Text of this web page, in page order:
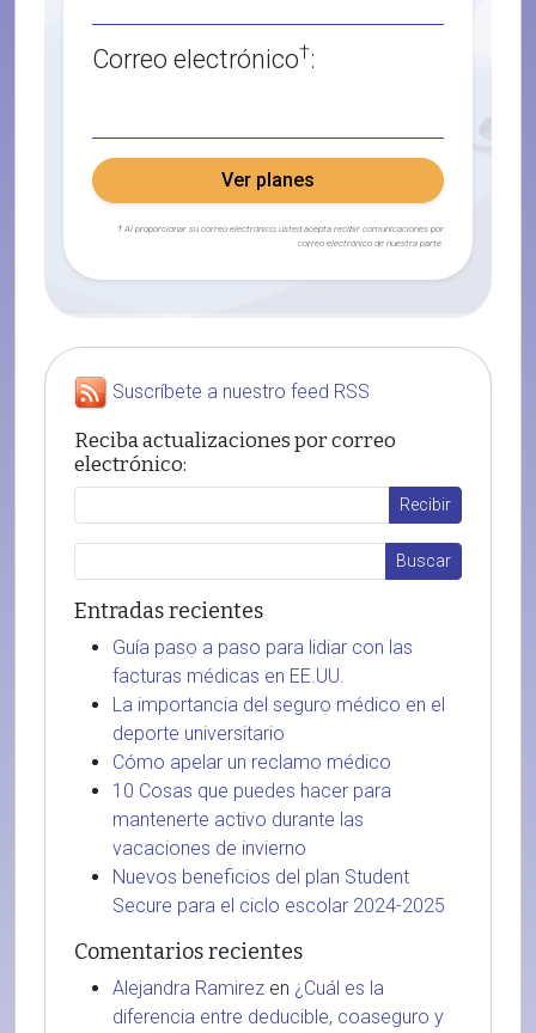
Correo electrónico†:
Ver planes
† Al proporcionar su correo electrónico, usted acepta recibir comunicaciones por
correo electrónico de nuestra parte.
Suscríbete a nuestro feed RSS
Reciba actualizaciones por correo
electrónico:
Entradas recientes
Guía paso a paso para lidiar con las
facturas médicas en EE.UU.
La importancia del seguro médico en el
deporte universitario
Cómo apelar un reclamo médico
10 Cosas que puedes hacer para
mantenerte activo durante las
vacaciones de invierno
Nuevos beneficios del plan Student
Secure para el ciclo escolar 2024-2025
Comentarios recientes
Alejandra Ramirez en ¿Cuál es la
diferencia entre deducible, coaseguro y